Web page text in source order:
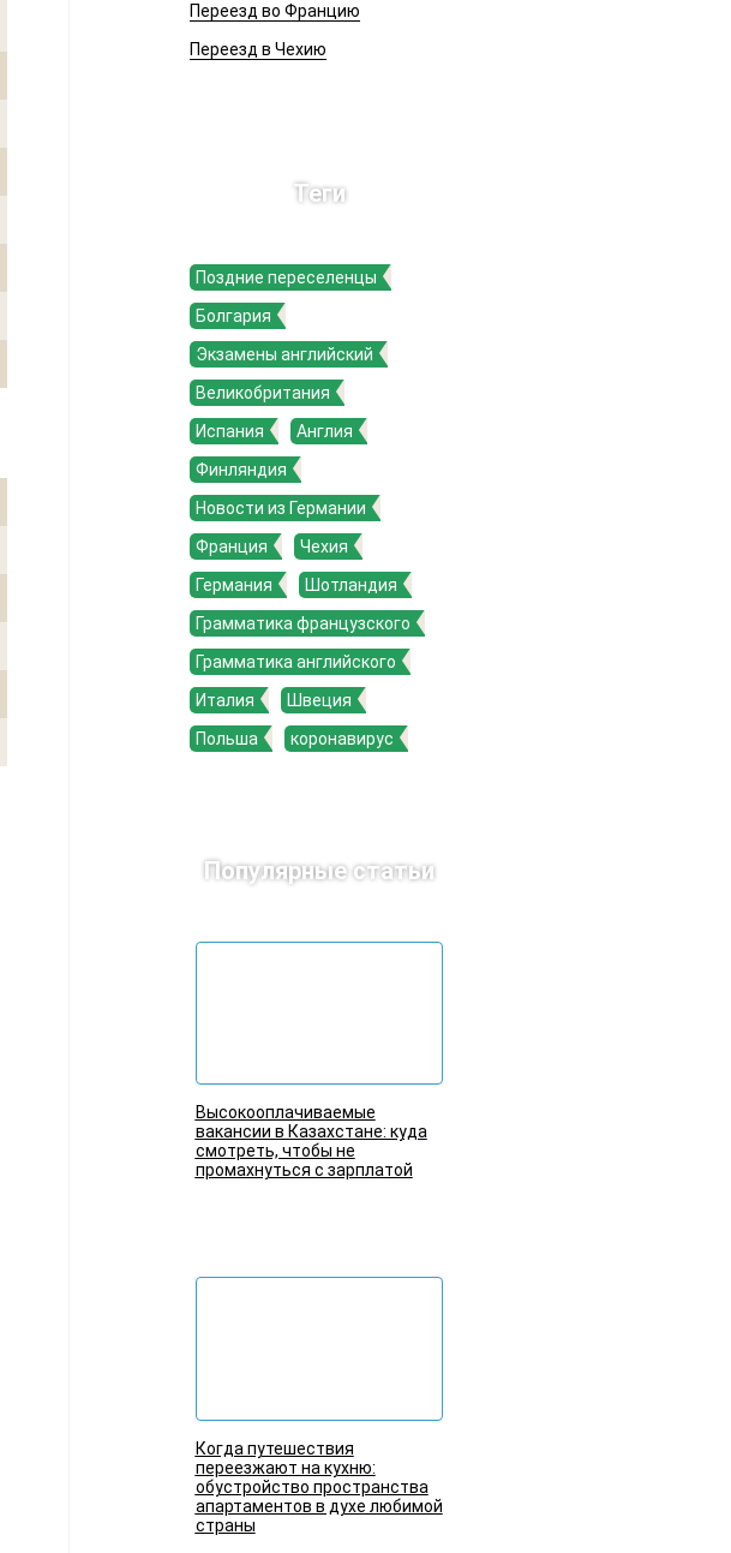
Переезд во Францию
Переезд в Чехию
Теги
Поздние переселенцы
Болгария
Экзамены английский
Великобритания
Испания
Англия
Финляндия
Новости из Германии
Франция
Чехия
Германия
Шотландия
Грамматика французского
Грамматика английского
Италия
Швеция
Польша
коронавирус
Популярные статьи
Высокооплачиваемые
вакансии в Казахстане: куда
смотреть, чтобы не
промахнуться с зарплатой
Когда путешествия
переезжают на кухню:
обустройство пространства
апартаментов в духе любимой
страны